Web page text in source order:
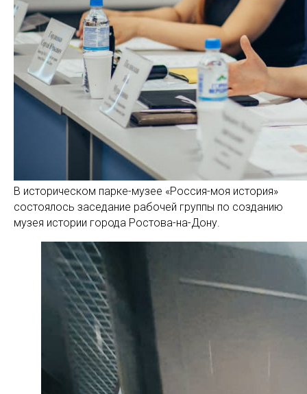
В историческом парке-музее «Россия-моя история»
состоялось заседание рабочей группы по созданию
музея истории города Ростова-на-Дону.